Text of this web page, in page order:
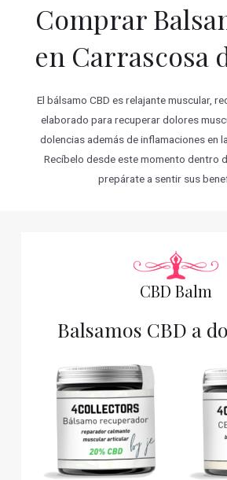
Comprar
en Carrascosa
El bálsamo CBD es relajante muscular,
elaborado para recuperar dolores
dolencias además de inflamaciones en
Recíbelo desde este momento dentro
prepárate a sentir sus
CBD Balm
Balsamos CBD a